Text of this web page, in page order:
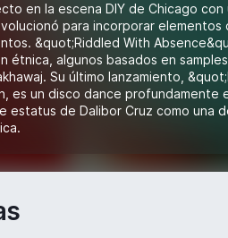
en la escena DIY de Chicago
para incorporar elementos
&quot;Riddled With
étnica, algunos basados en
Su último lanzamiento,
es un disco dance
estatus de Dalibor Cruz como una